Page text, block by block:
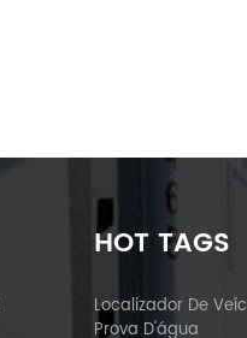
HOT TAGS
Localizador De
Prova D'água